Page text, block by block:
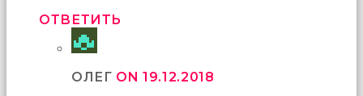
ОТВЕТИТЬ
ОЛЕГ ON 19.12.2018